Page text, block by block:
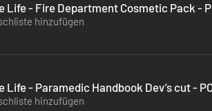
Life - Fire Department Cosmetic Pack -
hinzufügen
Life - Paramedic Handbook Dev’s cut -
hinzufügen